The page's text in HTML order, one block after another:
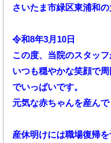
さいたま市緑区東浦和
令和8年3月10日
この度、当院のスタッフ
いつも穏やかな笑顔で
でいっぱいです。
元気な赤ちゃんを産んで
産休明けには職場復帰